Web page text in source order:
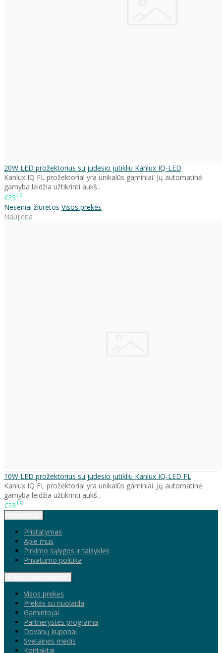
20W LED prožektorius su judesio jutikliu Kanlux IQ-LED
Kanlux IQ FL prožektoriai yra unikalūs gaminiai. Jų automatinė
gamyba leidžia užtikrinti aukš..
€2549
Neseniai žiūrėtos Visos prekės
Naujiena
10W LED prožektorius su judesio jutikliu Kanlux IQ-LED FL
Kanlux IQ FL prožektoriai yra unikalūs gaminiai. Jų automatinė
gamyba leidžia užtikrinti aukš..
€2319
Pristatymas
Apie mus
Pirkimo sąlygos ir taisyklės
Privatumo politika
Visos prekės
Prekės su nuolaida
Gamintojai
Partnerystės programa
Dovanų kuponai
Svetainės medis
Kontaktai